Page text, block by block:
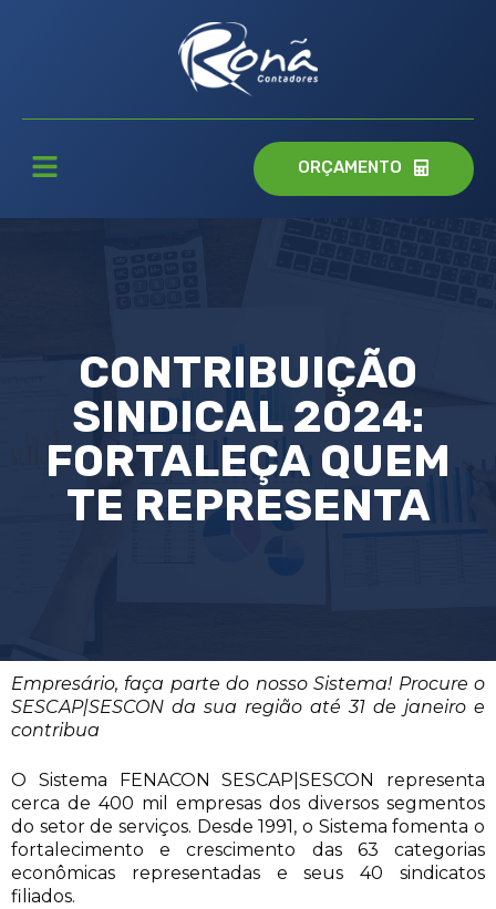
ORÇAMENTO
CONTRIBUIÇÃO
SINDICAL 2024:
FORTALEÇA QUEM
TE REPRESENTA
Empresário, faça parte do nosso Sistema! Procure o
SESCAP|SESCON da sua região até 31 de janeiro e
contribua
O Sistema FENACON SESCAP|SESCON representa
cerca de 400 mil empresas dos diversos segmentos
do setor de serviços. Desde 1991, o Sistema fomenta o
fortalecimento e crescimento das 63 categorias
econômicas representadas e seus 40 sindicatos
filiados.